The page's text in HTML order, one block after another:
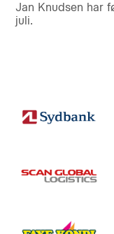
Jan Knudsen har
juli.